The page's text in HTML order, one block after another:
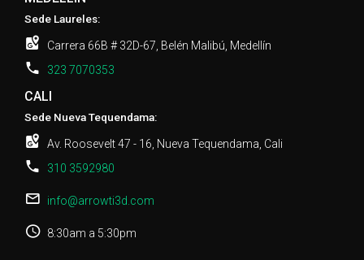
Sede Laureles:
Carrera 66B # 32D-67, Belén Malibú, Medellín
323 7070353
CALI
Sede Nueva Tequendama:
Av. Roosevelt 47 - 16, Nueva Tequendama, Cali
310 3592980
info@arrowti3d.com
8:30am a 5:30pm